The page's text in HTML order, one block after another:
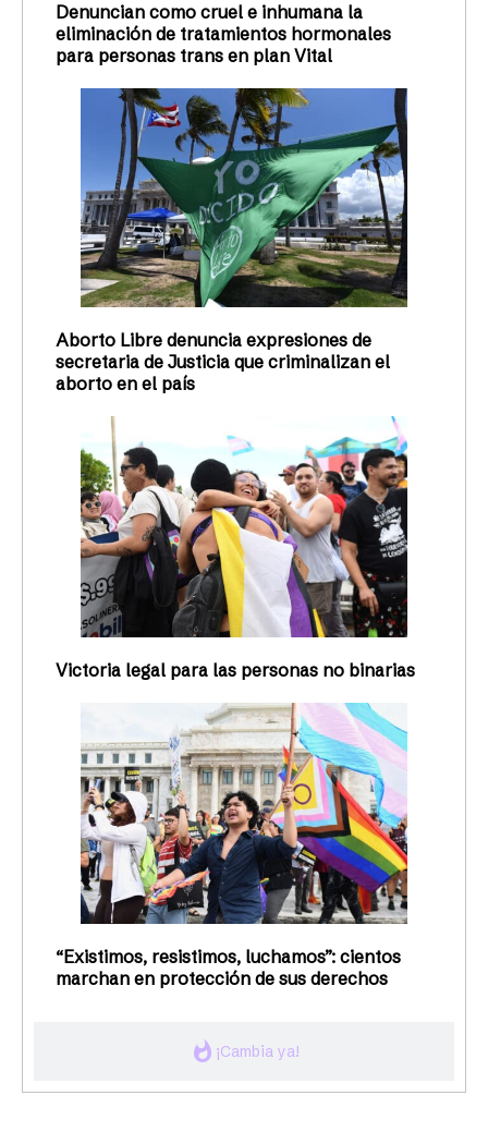
whatshot ¡Cambia ya!
Denuncian como cruel e inhumana la
eliminación de tratamientos hormonales
para personas trans en plan Vital
Aborto Libre denuncia expresiones de
secretaria de Justicia que criminalizan el
aborto en el país
Victoria legal para las personas no binarias
“Existimos, resistimos, luchamos”: cientos
marchan en protección de sus derechos